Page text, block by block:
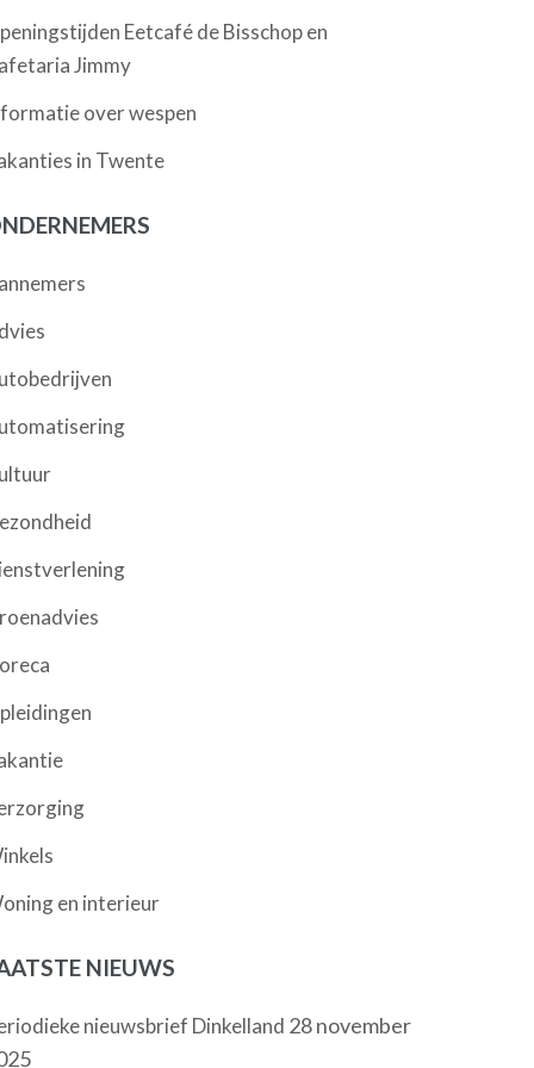
Eetcafé de Bisschop en
Jimmy
over wespen
in Twente
en interieur
NIEUWS
nieuwsbrief Dinkelland 28 november